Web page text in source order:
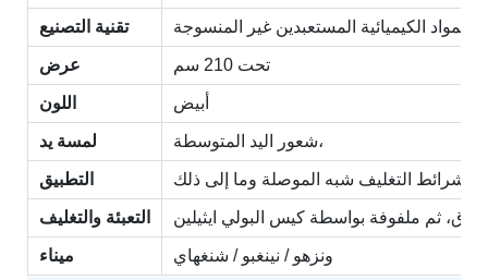
تقنية التصنيع المواد الكيميائية المستعبدين غير المنسوجة
عرض تحت 210 سم
اللون أبيض
لمسة يد شعور اليد المتوسطة،
التطبيق
التعبئة والتغليف ثم ملفوفة بواسطة كيس البولي ايثيلين
ميناء ونزهو / نينغبو / شنغهاي